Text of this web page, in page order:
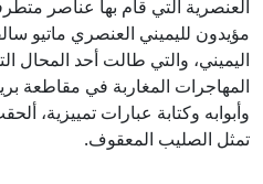
العنصرية التي قام بها عناصر
مؤيدون لليميني العنصري ماتيو
اليميني، والتي طالت أحد المحال
المهاجرات المغاربة في مقاطعة
وأبوابه وكتابة عبارات تمييزية،
تمثل الصليب المعقوف.